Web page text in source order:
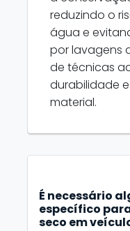
reduzindo o
água e
por lavagens
de técnicas
durabilidade
material.
É necessário
específico
seco em